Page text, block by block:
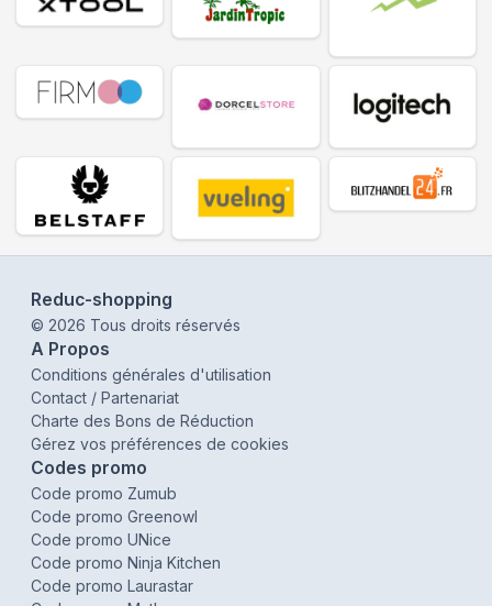
Reduc-shopping
© 2026 Tous droits réservés
A Propos
Conditions générales d'utilisation
Contact / Partenariat
Charte des Bons de Réduction
Gérez vos préférences de cookies
Codes promo
Code promo Zumub
Code promo Greenowl
Code promo UNice
Code promo Ninja Kitchen
Code promo Laurastar